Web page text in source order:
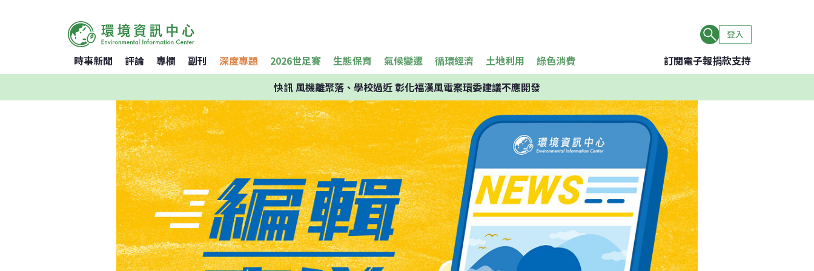
登入
時事新聞 評論 專欄 副刊 深度專題 2026世足賽 生態保育 氣候變遷 循環經濟 土地利用 綠色消費 訂閱電子報捐款支持
快訊風機離聚落、學校過近 彰化福漢風電案環委建議不應開發